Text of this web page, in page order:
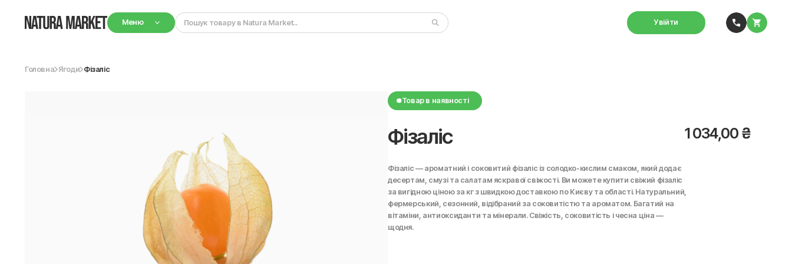
Меню Увійти
Головна Ягоди Фізаліс
Товар в наявності
Фізаліс 1 034,00 ₴
Фізаліс — ароматний і соковитий фізаліс із солодко-кислим смаком, який додає
десертам, смузі та салатам яскравої свіжості. Ви можете купити свіжий фізаліс
за вигідною ціною за кг з швидкою доставкою по Києву та області. Натуральний,
фермерський, сезонний, відібраний за соковитістю та ароматом. Багатий на
вітаміни, антиоксиданти та мінерали. Свіжість, соковитість і чесна ціна —
щодня.